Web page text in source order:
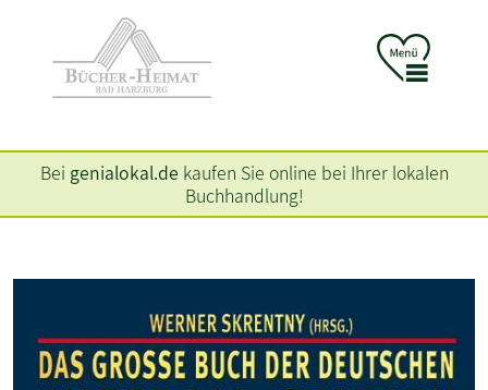
Bei genialokal.de kaufen Sie online bei Ihrer lokalen
Buchhandlung!